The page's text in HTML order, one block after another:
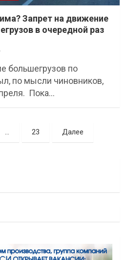
Запрет на движение
в очередной раз
большегрузов по
по мысли чиновников,
Пока…
… 23 Далее